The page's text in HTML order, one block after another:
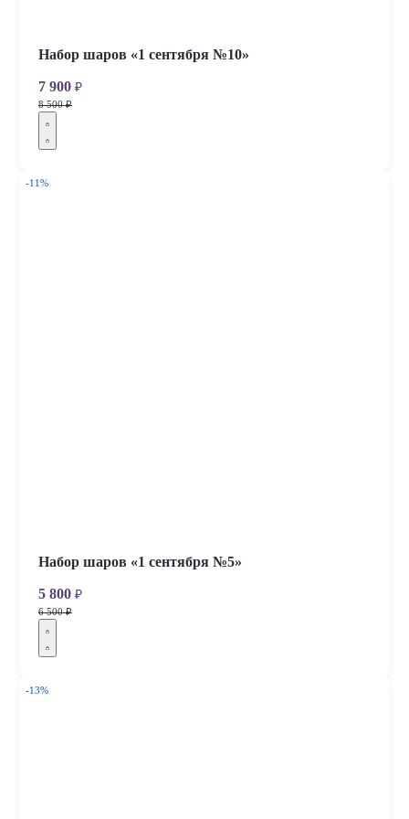
Набор шаров «1 сентября №10»
7 900 ₽
8 500 ₽
-11%
Набор шаров «1 сентября №5»
5 800 ₽
6 500 ₽
-13%